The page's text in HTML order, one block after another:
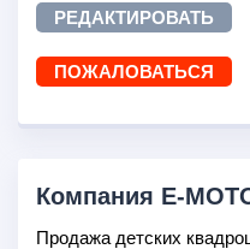
РЕДАКТИРОВАТЬ
ПОЖАЛОВАТЬСЯ
Компания E-
Продажа детских